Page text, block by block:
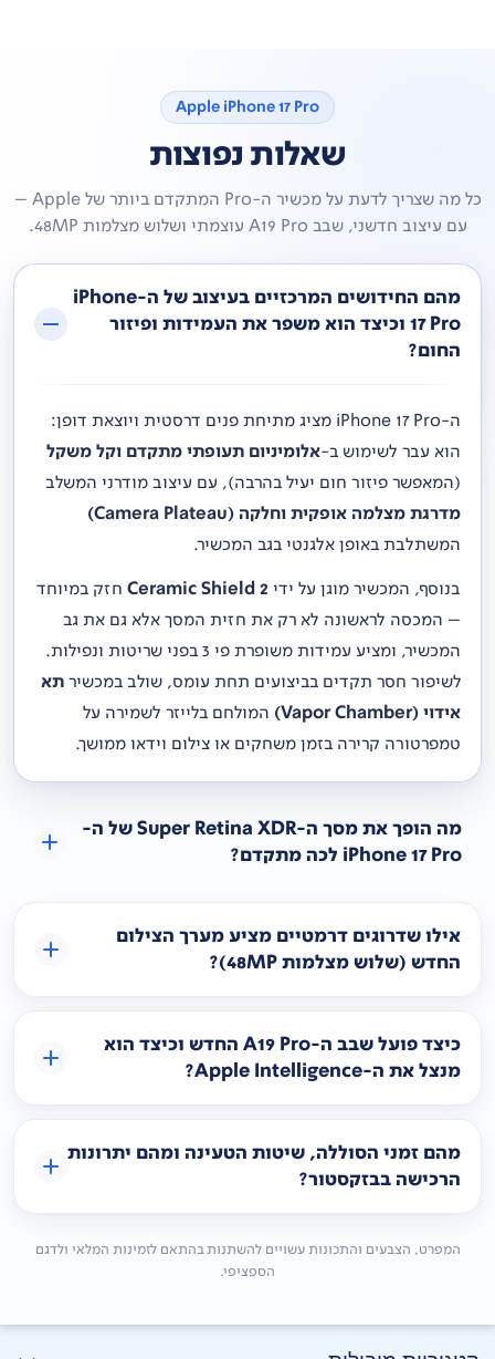
Apple iPhone 17 Pro
שאלות נפוצות
כל מה שצריך לדעת על מכשיר ה-Pro המתקדם ביותר של Apple –
עם עיצוב חדשני, שבב A19 Pro עוצמתי ושלוש מצלמות 48MP.
מהם החידושים המרכזיים בעיצוב של ה-iPhone
17 Pro וכיצד הוא משפר את העמידות ופיזור
החום?
ה-iPhone 17 Pro מציג מתיחת פנים דרסטית ויוצאת דופן:
הוא עבר לשימוש ב-אלומיניום תעופתי מתקדם וקל משקל
(המאפשר פיזור חום יעיל בהרבה), עם עיצוב מודרני המשלב
מדרגת מצלמה אופקית וחלקה (Camera Plateau)
המשתלבת באופן אלגנטי בגב המכשיר.
בנוסף, המכשיר מוגן על ידי Ceramic Shield 2 חזק במיוחד
– המכסה לראשונה לא רק את חזית המסך אלא גם את גב
המכשיר, ומציע עמידות משופרת פי 3 בפני שריטות ונפילות.
לשיפור חסר תקדים בביצועים תחת עומס, שולב במכשירתא
אידוי (Vapor Chamber)
המולחם בלייזר לשמירה על
טמפרטורה קרירה בזמן משחקים או צילום וידאו ממושך.
מה הופך את מסך ה-Super Retina XDR של ה-
iPhone 17 Pro לכה מתקדם?
אילו שדרוגים דרמטיים מציע מערך הצילום
החדש (שלוש מצלמות 48MP)?
כיצד פועל שבב ה-A19 Pro החדש וכיצד הוא
מנצל את ה-Apple Intelligence?
מהם זמני הסוללה, שיטות הטעינה ומהם יתרונות
הרכישה בבזקסטור?
המפרט, הצבעים והתכונות עשויים להשתנות בהתאם לזמינות המלאי ולדגם
הספציפי.